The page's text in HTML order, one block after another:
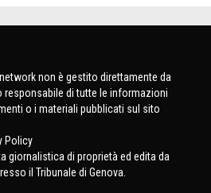
non è gestito direttamente da
responsabile di tutte le informazioni
o i materiali pubblicati sul sito
Policy
giornalistica di proprietà ed edita da
il Tribunale di Genova.